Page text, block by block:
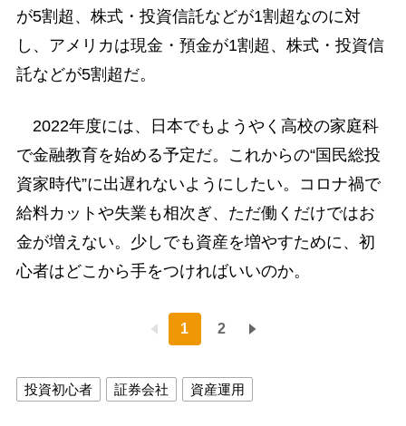
が5割超、株式・投資信託などが1割超なのに対
し、アメリカは現金・預金が1割超、株式・投資信
託などが5割超だ。
2022年度には、日本でもようやく高校の家庭科
で金融教育を始める予定だ。これからの“国民総投
資家時代”に出遅れないようにしたい。コロナ禍で
給料カットや失業も相次ぎ、ただ働くだけではお
金が増えない。少しでも資産を増やすために、初
心者はどこから手をつければいいのか。
1 2
投資初心者 証券会社 資産運用